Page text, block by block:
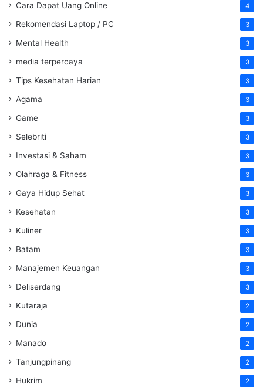
Cara Dapat Uang Online 4
Rekomendasi Laptop / PC 3
Mental Health 3
media terpercaya 3
Tips Kesehatan Harian 3
Agama 3
Game 3
Selebriti 3
Investasi & Saham 3
Olahraga & Fitness 3
Gaya Hidup Sehat 3
Kesehatan 3
Kuliner 3
Batam 3
Manajemen Keuangan 3
Deliserdang 3
Kutaraja 2
Dunia 2
Manado 2
Tanjungpinang 2
Hukrim 2